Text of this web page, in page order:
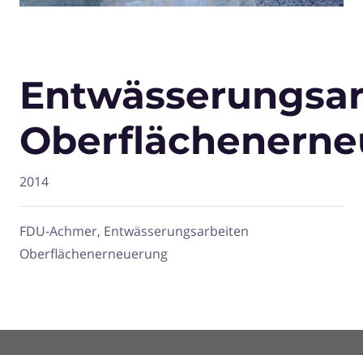
2014
FDU-Achmer, Entwässerungsarbeiten
Oberflächenerneuerung